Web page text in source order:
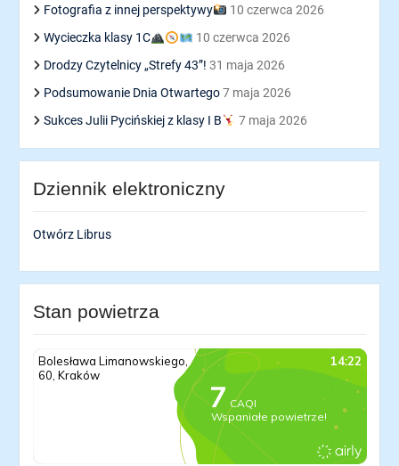
Fotografia z innej perspektywy
10 czerwca 2026
Wycieczka klasy 1C
10 czerwca 2026
Drodzy Czytelnicy „Strefy 43”! 31 maja 2026
Podsumowanie Dnia Otwartego 7 maja 2026
Sukces Julii Pycińskiej z klasy I B
7 maja 2026
Dziennik elektroniczny
Otwórz Librus
Stan powietrza